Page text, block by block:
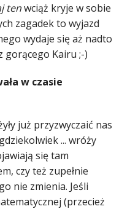
tenwciąż kryje w sobie
zagadek to wyjazd
wydaje się aż nadto
gorącego Kairu ;-)
w czasie
już przyzwyczaić nas
... wróży
się tam
czy też zupełnie
nie zmienia. Jeśli
(przecież